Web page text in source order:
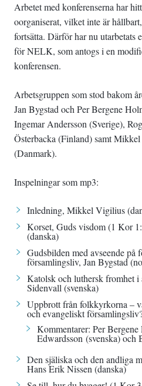
Arbetet med konferenserna har
oorganiserat, vilket inte är
fortsätta. Därför har nu utarbetats
för NELK, som antogs i en
konferensen.
Arbetsgruppen som stod bakom
Jan Bygstad och Per Bergene
Ingemar Andersson (Sverige),
Österbacka (Finland) samt
(Danmark).
Inspelningar som mp3:
Inledning, Mikkel Vigilius
Korset, Guds visdom(1 Kor
(danska)
Gudsbilden med avseende på
församlingsliv, Jan Bygstad
Katolsk och luthersk fromhet
Sidenvall (svenska)
Uppbrott från folkkyrkorna –
och evangeliskt
Kommentarer: Per
Edwardsson (svenska) och
Den själiska och den andliga
Hans Erik Nissen (danska)